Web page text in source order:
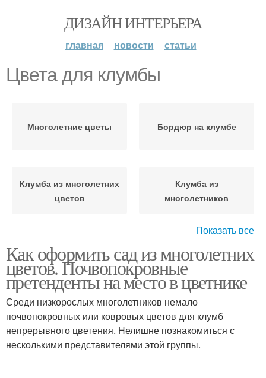
ДИЗАЙН ИНТЕРЬЕРА
главная новости статьи
Цвета для клумбы
Многолетние цветы Бордюр на клумбе
Клумба из многолетних
цветов
Клумба из
многолетников
Красивые цветы Сочетания для клумб
Показать все
Как оформить сад из многолетних
цветов. Почвопокровные
претенденты на место в цветнике
Среди низкорослых многолетников немало
почвопокровных или ковровых цветов для клумб
непрерывного цветения. Нелишне познакомиться с
несколькими представителями этой группы.